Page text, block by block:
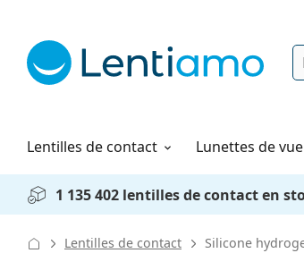
Lentilles de contact
Solutions Lunettes de vue
Comment commander
1 135 402 lentilles de contact en
Lentilles de contact Silicone